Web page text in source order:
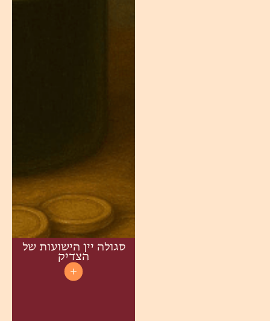
סגולה יין הישועות של
הצדיק